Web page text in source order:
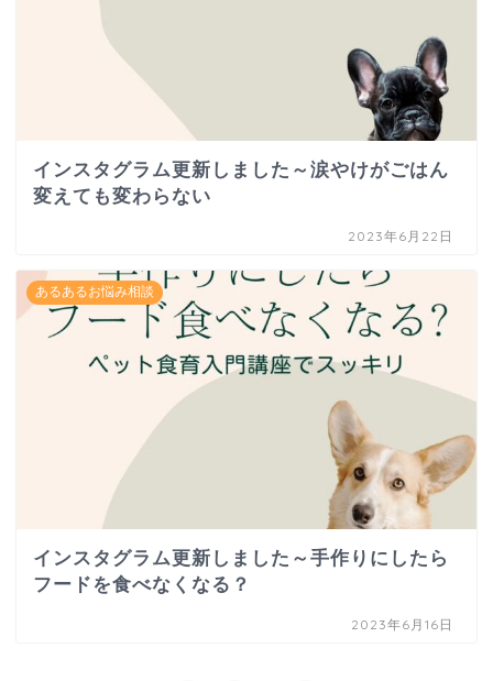
インスタグラム更新しました～涙やけがごはん
変えても変わらない
2023年6月22日
あるあるお悩み相談
インスタグラム更新しました～手作りにしたら
フードを食べなくなる？
2023年6月16日